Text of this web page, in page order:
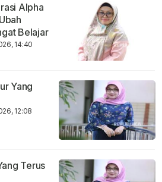
Alpha
Belajar
14:40
Yang
12:08
Terus